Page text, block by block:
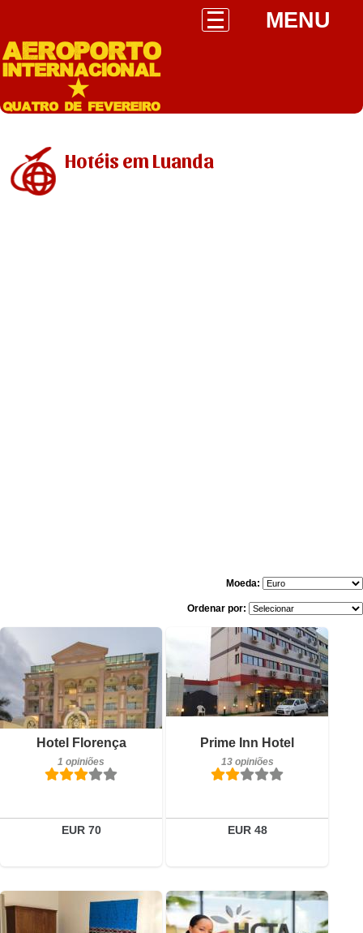
MENU
Hotéis em Luanda
Moeda:
Ordenar por:
Hotel Florença
1 opiniões
EUR 70
1 opiniões
Reservar
Prime Inn Hotel
13 opiniões
EUR 48
13 opiniões
Detalhes
Reservar